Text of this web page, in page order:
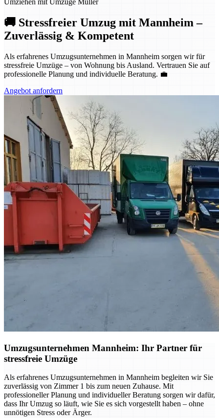
Umziehen mit Umzüge Müller
🚚 Stressfreier Umzug mit Mannheim –
Zuverlässig & Kompetent
Als erfahrenes Umzugsunternehmen in Mannheim sorgen wir für
stressfreie Umzüge – von Wohnung bis Ausland. Vertrauen Sie auf
professionelle Planung und individuelle Beratung. 💼
Angebot anfordern
Umzugsunternehmen Mannheim: Ihr Partner für
stressfreie Umzüge
Als erfahrenes Umzugsunternehmen in Mannheim begleiten wir Sie
zuverlässig von Zimmer 1 bis zum neuen Zuhause. Mit
professioneller Planung und individueller Beratung sorgen wir dafür,
dass Ihr Umzug so läuft, wie Sie es sich vorgestellt haben – ohne
unnötigen Stress oder Ärger.